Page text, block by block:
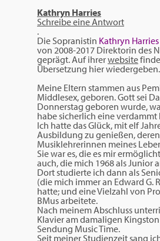
Kathryn Harries
Schreibe eine Antwort
.
Die Sopranistin Kathryn Harries
von 2008-2017 Direktorin des
geprägt. Auf ihrerwebsite
Übersetzung hier wiedergeben.
Meine Eltern stammen aus
Middlesex, geboren. Gott sei
Donnerstag geboren wurde,
habe sicherlich eine
Ich hatte das Glück, mit elf
Ausbildung zu genießen,
Musiklehrerinnen meines
Sie war es, die es mir
auch, die mich 1968 als Junior
Dort studierte ich dann als
(die mich immer an Edward G.
hatte; und eine Vielzahl von
BMus arbeitete.
Nach meinem Abschluss
Klavier am damaligen
Sendung Music Time.
Seit meiner Studienzeit sang